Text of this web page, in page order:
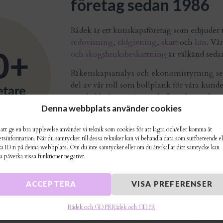
Denna webbplats använder cookies
ge en bra upplevelse använder vi teknik som cookies för att lagra och/eller komma åt
När du samtycker till dessa tekniker kan vi behandla data som surfbeteende
ID:n på denna webbplats. Om du inte samtycker eller om du återkallar ditt samtycke kan
påverka vissa funktioner negativt.
ACCEPTERA VISA PREFERENSER
Rådek och GDPRRådek och GDPR
företag sedan 1986
Rådek är ett kunskapsföretag som
redovisning, rådgivning, skatt och lön.
och skogsbruksbeskattning är välkänd
Räkenskapsanalys och ekonomistyrning
del av vår roll som bollplank för våra
ägarledda företag inom de flesta branscher.
Genom flera års erfarenhet har vi på
frågeställningar som uppkommer i
Sveriges ledande rådgivare inom våra
företagare vill vi på Rådek vara det
Idag är vi 110-tal personer som arbetar
av våra kontor iEskilstuna,Flen,
Strängnäs.